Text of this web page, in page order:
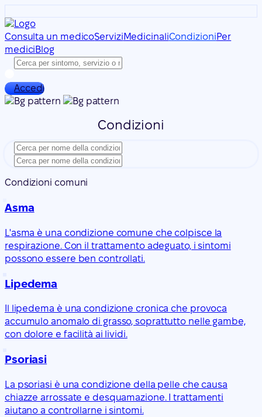
Consulta un medicoServiziMedicinaliCondizioniPer
mediciBlog
Accedi
Condizioni
Condizioni comuni
Asma
L'asma è una condizione comune che colpisce la
respirazione. Con il trattamento adeguato, i sintomi
possono essere ben controllati.
Lipedema
Il lipedema è una condizione cronica che provoca
accumulo anomalo di grasso, soprattutto nelle gambe,
con dolore e facilità ai lividi.
Psoriasi
La psoriasi è una condizione della pelle che causa
chiazze arrossate e desquamazione. I trattamenti
aiutano a controllarne i sintomi.